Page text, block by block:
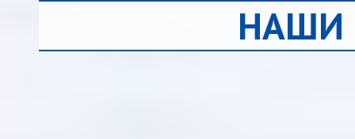
НАШИ